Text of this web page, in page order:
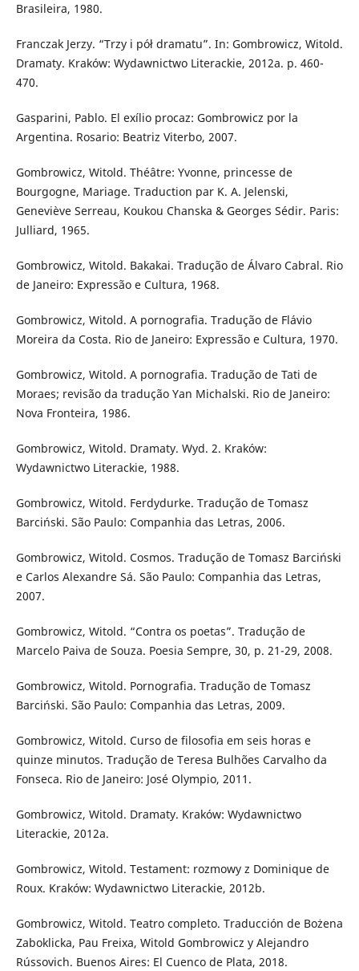
Brasileira, 1980.
Franczak Jerzy. “Trzy i pół dramatu”. In: Gombrowicz, Witold.
Dramaty. Kraków: Wydawnictwo Literackie, 2012a. p. 460-
470.
Gasparini, Pablo. El exílio procaz: Gombrowicz por la
Argentina. Rosario: Beatriz Viterbo, 2007.
Gombrowicz, Witold. Théâtre: Yvonne, princesse de
Bourgogne, Mariage. Traduction par K. A. Jelenski,
Geneviève Serreau, Koukou Chanska & Georges Sédir. Paris:
Julliard, 1965.
Gombrowicz, Witold. Bakakai. Tradução de Álvaro Cabral. Rio
de Janeiro: Expressão e Cultura, 1968.
Gombrowicz, Witold. A pornografia. Tradução de Flávio
Moreira da Costa. Rio de Janeiro: Expressão e Cultura, 1970.
Gombrowicz, Witold. A pornografia. Tradução de Tati de
Moraes; revisão da tradução Yan Michalski. Rio de Janeiro:
Nova Fronteira, 1986.
Gombrowicz, Witold. Dramaty. Wyd. 2. Kraków:
Wydawnictwo Literackie, 1988.
Gombrowicz, Witold. Ferdydurke. Tradução de Tomasz
Barciński. São Paulo: Companhia das Letras, 2006.
Gombrowicz, Witold. Cosmos. Tradução de Tomasz Barciński
e Carlos Alexandre Sá. São Paulo: Companhia das Letras,
2007.
Gombrowicz, Witold. “Contra os poetas”. Tradução de
Marcelo Paiva de Souza. Poesia Sempre, 30, p. 21-29, 2008.
Gombrowicz, Witold. Pornografia. Tradução de Tomasz
Barciński. São Paulo: Companhia das Letras, 2009.
Gombrowicz, Witold. Curso de filosofia em seis horas e
quinze minutos. Tradução de Teresa Bulhões Carvalho da
Fonseca. Rio de Janeiro: José Olympio, 2011.
Gombrowicz, Witold. Dramaty. Kraków: Wydawnictwo
Literackie, 2012a.
Gombrowicz, Witold. Testament: rozmowy z Dominique de
Roux. Kraków: Wydawnictwo Literackie, 2012b.
Gombrowicz, Witold. Teatro completo. Traducción de Bożena
Zaboklicka, Pau Freixa, Witold Gombrowicz y Alejandro
Rússovich. Buenos Aires: El Cuenco de Plata, 2018.